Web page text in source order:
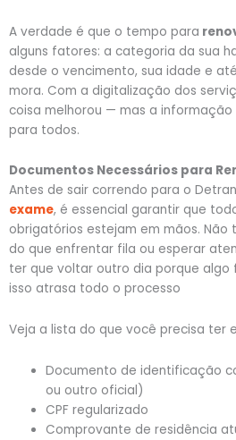
A verdade é que o tempo para
alguns fatores: a categoria da sua
desde o vencimento, sua idade e
mora. Com a digitalização dos
coisa melhorou — mas a
para todos.
Documentos Necessários para
Antes de sair correndo para o
exame, é essencial garantir que
obrigatórios estejam em mãos.
do que enfrentar fila ou esperar
ter que voltar outro dia porque algo
isso atrasa todo o processo
Veja a lista do que você precisa ter
Documento de identificação
ou outro oficial)
CPF regularizado
Comprovante de residência